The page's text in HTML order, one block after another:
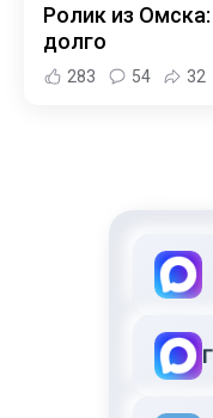
Ролик из
долго
283 54 32